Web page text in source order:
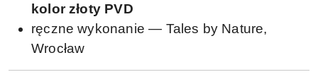
kolor złoty PVD
ręczne wykonanie — Tales by Nature,
Wrocław